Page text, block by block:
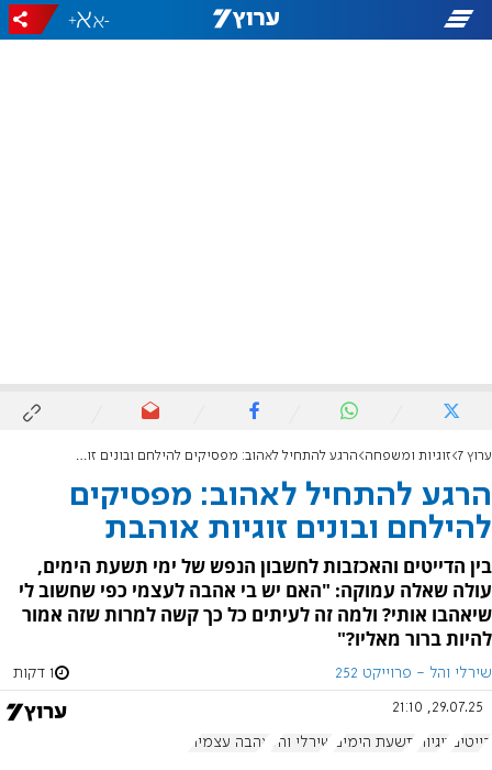
-
+
ערוץ 7 זוגיות ומשפחה הרגע להתחיל לאהוב: מפסיקים להילחם ובונים זוגיות אוהבת
הרגע להתחיל לאהוב: מפסיקים
להילחם ובונים זוגיות אוהבת
בין הדייטים והאכזבות לחשבון הנפש של ימי תשעת הימים,
עולה שאלה עמוקה: "האם יש בי אהבה לעצמי כפי שחשוב לי
שיאהבו אותי? ולמה זה לעיתים כל כך קשה למרות שזה אמור
להיות ברור מאליו?"
שירלי והל - פרוייקט 252 1 דקות
29.07.25, 21:10
דייטים זוגיות תשעת הימים שירלי והל אהבה עצמית